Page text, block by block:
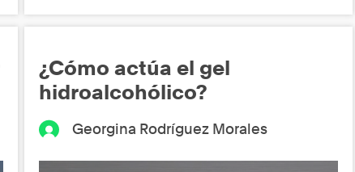
¿Cómo actúa el gel
hidroalcohólico?
Georgina Rodríguez Morales